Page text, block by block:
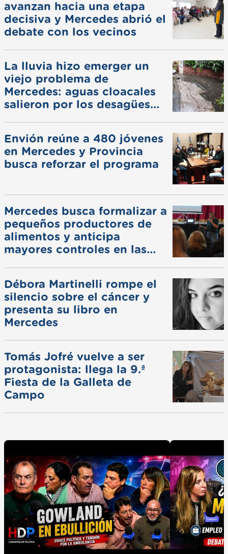
avanzan hacia una etapa
decisiva y Mercedes abrió el
debate con los vecinos
La lluvia hizo emerger un
viejo problema de
Mercedes: aguas cloacales
salieron por los desagües
Envión reúne a 480 jóvenes
en Mercedes y Provincia
busca reforzar el programa
Mercedes busca formalizar a
pequeños productores de
alimentos y anticipa
mayores controles en las
Débora Martinelli rompe el
silencio sobre el cáncer y
presenta su libro en
Mercedes
Tomás Jofré vuelve a ser
protagonista: llega la 9.ª
Fiesta de la Galleta de
Campo